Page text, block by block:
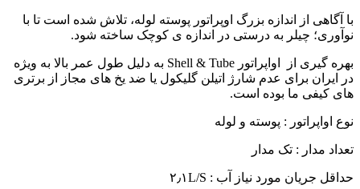
با آگاهی از اندازه بزرگ اوپراتور پوسته لوله، تلاش شده است تا با
نوآوری؛ چیلر به درستی در اندازه ی کوچک ساخته شود.
بهره گیری از اواپراتور Shell & Tube به دلیل طول عمر بالا به ویژه
در ایران برای عدم شارژ اتیلن گلیکول یا ضد یخ های مجاز از برتری
های کیفی ما بوده است.
نوع اواپراتور : پوسته و لوله
تعداد مدار : تک مدار
حداقل جریان مورد نیاز آب : ۲٫۱L/S